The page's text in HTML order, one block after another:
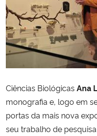
Ministério do Desenvolvimento
Controladoria-Geral da União
Ministério da Mulher, da Família e
Secretaria de Governo
Ciências Biológicas Ana
monografia e, logo em
portas da mais nova
seu trabalho de